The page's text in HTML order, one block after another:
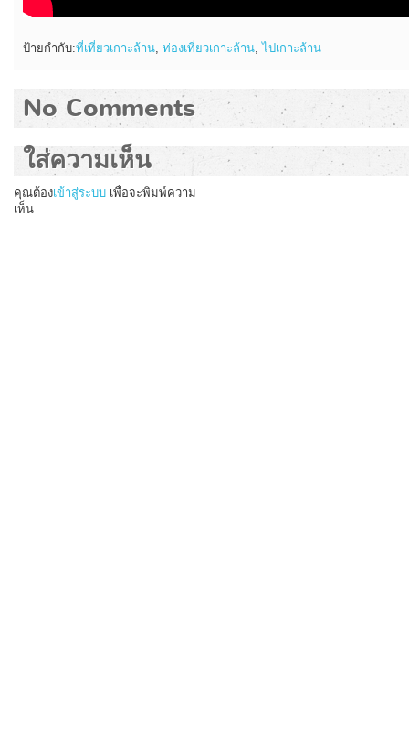
ป้ายกำกับ:ที่เที่ยวเกาะล้าน, ท่องเที่ยวเกาะล้าน,ไปเกาะล้าน
No Comments
ใส่ความเห็น
คุณต้องเข้าสู่ระบบ เพื่อจะพิมพ์ความ
เห็น